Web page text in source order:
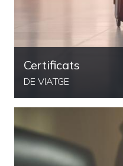
Certificats
DE VIATGE